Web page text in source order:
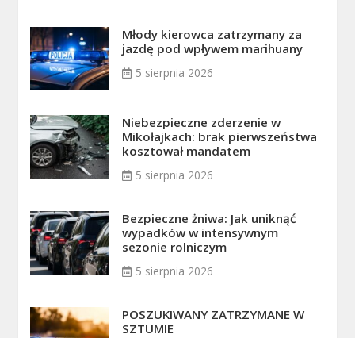
Młody kierowca zatrzymany za
jazdę pod wpływem marihuany
5 sierpnia 2026
Niebezpieczne zderzenie w
Mikołajkach: brak pierwszeństwa
kosztował mandatem
5 sierpnia 2026
Bezpieczne żniwa: Jak uniknąć
wypadków w intensywnym
sezonie rolniczym
5 sierpnia 2026
POSZUKIWANY ZATRZYMANE W
SZTUMIE